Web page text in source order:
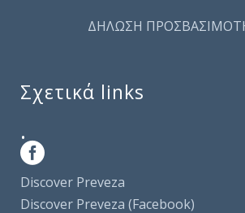
ΔΗΛΩΣΗ
Σχετικά links
.
Discover Preveza
Discover Preveza (Facebook)